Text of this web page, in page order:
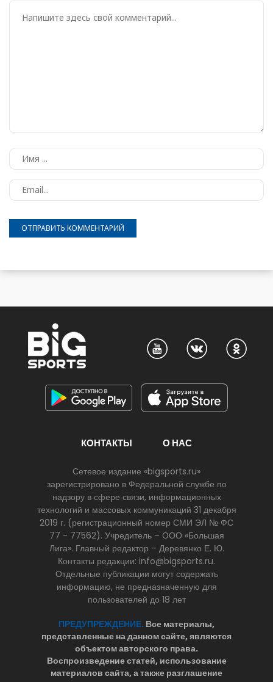
КОНТАКТЫ О НАС
Сетевое издание «bigsports.ru»
зарегистрировано в Федеральной службе по
надзору в сфере связи, информационных
технологий и массовых коммуникаций 31 декабря
2019 г. (регистрационный номер СМИ ЭЛ № ФС
77 - 77562). Учредитель – ООО «Большая
Лига». Главный редактор – Деревянко Е. Ю.
Контакты редакции: info@bigsports.ru.
Отдельные публикации могут содержать
информацию, не предназначенную для
пользователей до 18 лет
ПРЕДУПРЕЖДЕНИЕ. Все материалы,
представленные на данном сайте, являются
объектом авторского права.
Воспроизведение статей, использование
материалов сайта, а также разглашение